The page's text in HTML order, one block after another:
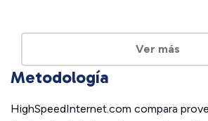
Ver más
Metodología
HighSpeedInternet.com compara